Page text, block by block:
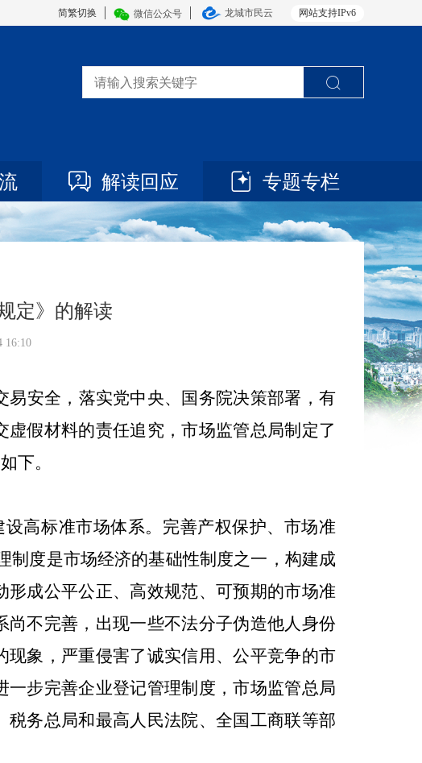
网站支持IPv6
简繁切换 微信公众号 龙城市民云
解读回应 专题专栏
定》的解读
16:10
安全，落实党中央、国务院决策部署，有
假材料的责任追究，市场监管总局制定了
下。
高标准市场体系。完善产权保护、市场准
制度是市场经济的基础性制度之一，构建成
成公平公正、高效规范、可预期的市场准
不完善，出现一些不法分子伪造他人身份
象，严重侵害了诚实信用、公平竞争的市
步完善企业登记管理制度，市场监管总局
务总局和最高人民法院、全国工商联等部